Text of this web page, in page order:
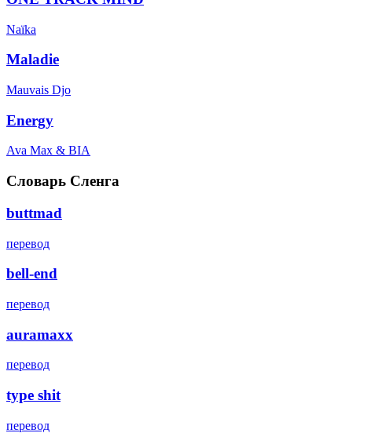
Naïka
Maladie
Mauvais Djo
Energy
Ava Max & BIA
Словарь Сленга
buttmad
перевод
bell-end
перевод
auramaxx
перевод
type shit
перевод